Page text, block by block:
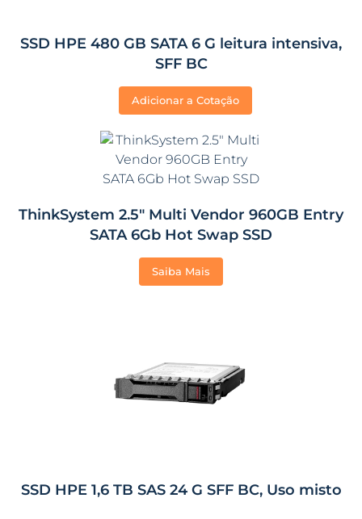
SSD HPE 480 GB SATA 6 G leitura intensiva,
SFF BC
Adicionar a Cotação
ThinkSystem 2.5″ Multi Vendor 960GB Entry
SATA 6Gb Hot Swap SSD
Saiba Mais
SSD HPE 1,6 TB SAS 24 G SFF BC, Uso misto